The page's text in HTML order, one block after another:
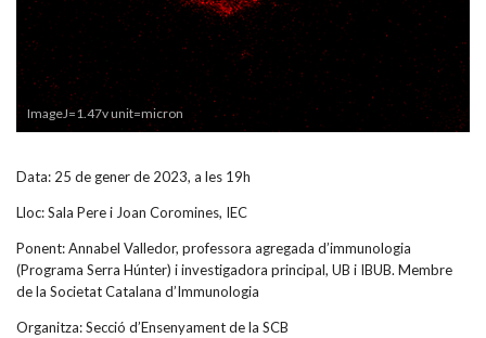
ImageJ=1.47v unit=micron
Data: 25 de gener de 2023, a les 19h
Lloc: Sala Pere i Joan Coromines, IEC
Ponent: Annabel Valledor, professora agregada d’immunologia
(Programa Serra Húnter) i investigadora principal, UB i IBUB. Membre
de la Societat Catalana d’Immunologia
Organitza: Secció d’Ensenyament de la SCB